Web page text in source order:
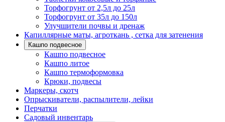
Торфогрунт от 2,5л до 25л
Торфогрунт от 35л до 150л
Улучшители почвы и дренаж
Капиллярные маты, агроткань , сетка для затенения
Кашпо подвесное
Кашпо подвесное
Кашпо литое
Кашпо термоформовка
Крюки, подвесы
Маркеры, скотч
Опрыскиватели, распылители, лейки
Перчатки
Садовый инвентарь